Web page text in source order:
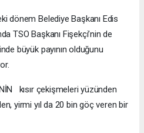
dönem Belediye Başkanı Edis
TSO Başkanı Fişekçi’nin de
büyük payının olduğunu
kısır çekişmeleri yüzünden
yirmi yıl da 20 bin göç veren bir